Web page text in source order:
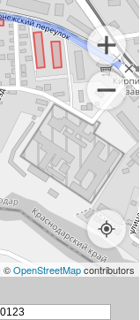
©OpenStreetMapcontributors